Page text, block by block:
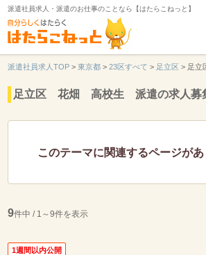
派遣社員求人・派遣のお仕事のことなら【はたらこねっと】
派遣社員求人TOP > 東京都 > 23区すべて > 足立区 > 足
足立区 花畑 高校生 派遣の求人募
このテーマに関連するページが
9件中 / 1～9件を表示
1週間以内公開